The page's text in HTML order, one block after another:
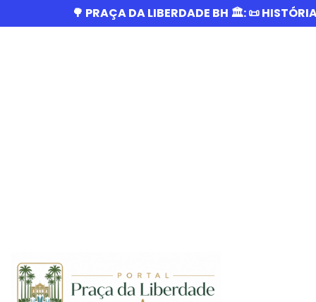
🌳 PRAÇA DA LIBERDADE BH 🏛️: 📜